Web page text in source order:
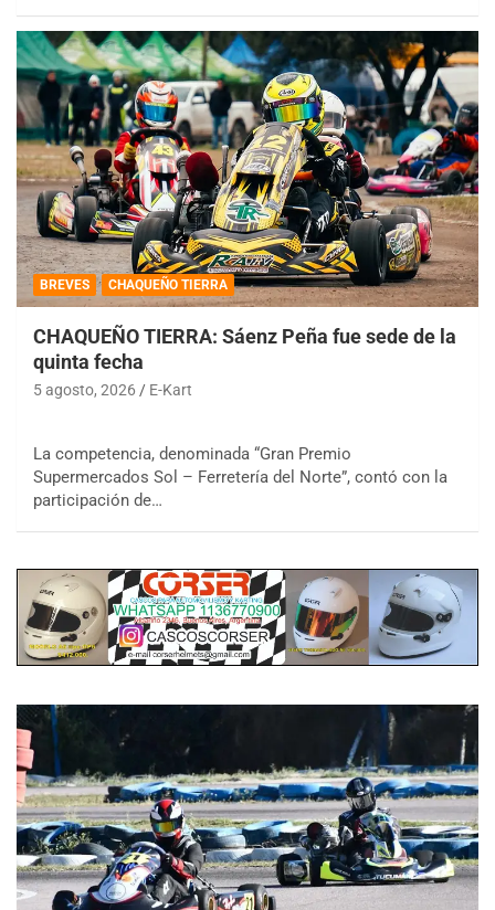
BREVES CHAQUEÑO TIERRA
CHAQUEÑO TIERRA: Sáenz Peña fue sede de la
quinta fecha
5 agosto, 2026 E-Kart
La competencia, denominada “Gran Premio
Supermercados Sol – Ferretería del Norte”, contó con la
participación de…